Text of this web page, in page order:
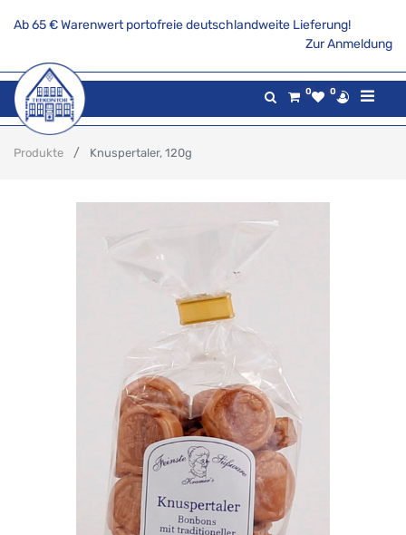
Ab 65 € Warenwert portofreie deutschlandweite Lieferung!
Zur Anmeldung
0 0
Produkte Knuspertaler, 120g